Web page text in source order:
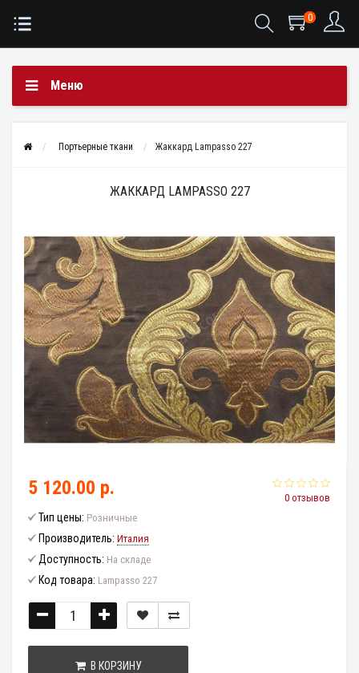
0
Меню
Портьерные ткани Жаккард Lampasso 227
ЖАККАРД LAMPASSO 227
0 отзывов
5 120.00 р.
Тип цены: Розничные
Производитель: Италия
Доступность: На складе
Код товара: Lampasso 227
В КОРЗИНУ